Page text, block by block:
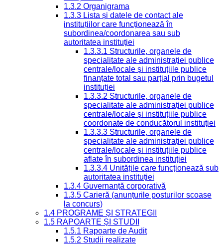
1.3.2 Organigrama
1.3.3 Lista și datele de contact ale
instituțiilor care funcționează în
subordinea/coordonarea sau sub
autoritatea instituției
1.3.3.1 Structurile, organele de
specialitate ale administrației publice
centrale/locale și instituțiile publice
finanțate total sau parțial prin bugetul
instituției
1.3.3.2 Structurile, organele de
specialitate ale administrației publice
centrale/locale și instituțiile publice
coordonate de conducătorul instituției
1.3.3.3 Structurile, organele de
specialitate ale administrației publice
centrale/locale și instituțiile publice
aflate în subordinea instituției
1.3.3.4 Unitățile care funcționează sub
autoritatea instituției
1.3.4 Guvernanță corporativă
1.3.5 Carieră (anunțurile posturilor scoase
la concurs)
1.4 PROGRAME ȘI STRATEGII
1.5 RAPOARTE ȘI STUDII
1.5.1 Rapoarte de Audit
1.5.2 Studii realizate